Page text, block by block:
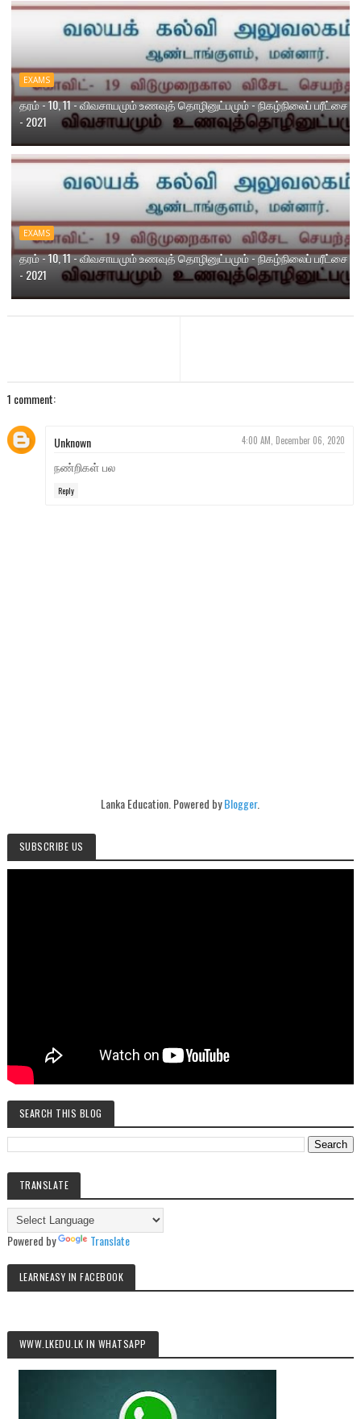
EXAMS
தரம் - 10, 11 - விவசாயமும் உணவுத் தொழினுட்பமும் - நிகழ்நிலைப் பரீட்சை
- 2021
EXAMS
தரம் - 10, 11 - விவசாயமும் உணவுத் தொழினுட்பமும் - நிகழ்நிலைப் பரீட்சை
- 2021
1 comment:
Unknown 4:00 AM, December 06, 2020
நண்றிகள் பல
Reply
Lanka Education. Powered byBlogger.
SUBSCRIBE US
SEARCH THIS BLOG
TRANSLATE
Powered by Translate
LEARNEASY IN FACEBOOK
WWW.LKEDU.LK IN WHATSAPP